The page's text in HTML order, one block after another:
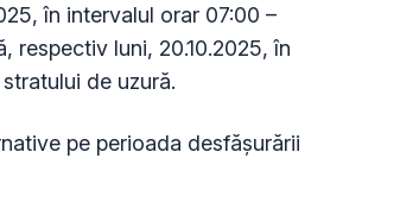
în intervalul orar 07:00 –
respectiv luni, 20.10.2025, în
de uzură.
pe perioada desfășurării